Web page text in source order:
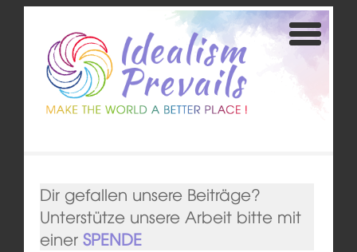
Dir gefallen unsere Beiträge?
Unterstütze unsere Arbeit bitte mit
einer SPENDE